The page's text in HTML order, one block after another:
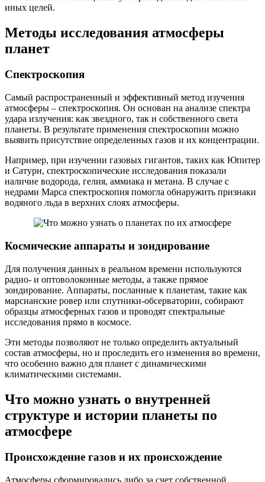
иных целей.
Методы исследования атмосферы
планет
Спектроскопия
Самый распространенный и эффективный метод изучения
атмосферы – спектроскопия. Он основан на анализе спектра
удара излучения: как звездного, так и собственного света
планеты. В результате применения спектроскопии можно
выявить присутствие определенных газов и их концентрации.
Например, при изучении газовых гигантов, таких как Юпитер
и Сатурн, спектроскопические исследования показали
наличие водорода, гелия, аммиака и метана. В случае с
недрами Марса спектроскопия помогла обнаружить признаки
водяного льда в верхних слоях атмосферы.
Космические аппараты и зондирование
Для получения данных в реальном времени используются
радио- и оптоволоконные методы, а также прямое
зондирование. Аппараты, посланные к планетам, такие как
марсианские ровер или спутники-обсерватории, собирают
образцы атмосферных газов и проводят спектральные
исследования прямо в космосе.
Эти методы позволяют не только определить актуальный
состав атмосферы, но и проследить его изменения во времени,
что особенно важно для планет с динамическими
климатическими системами.
Что можно узнать о внутренней
структуре и истории планеты по
атмосфере
Происхождение газов и их происхождение